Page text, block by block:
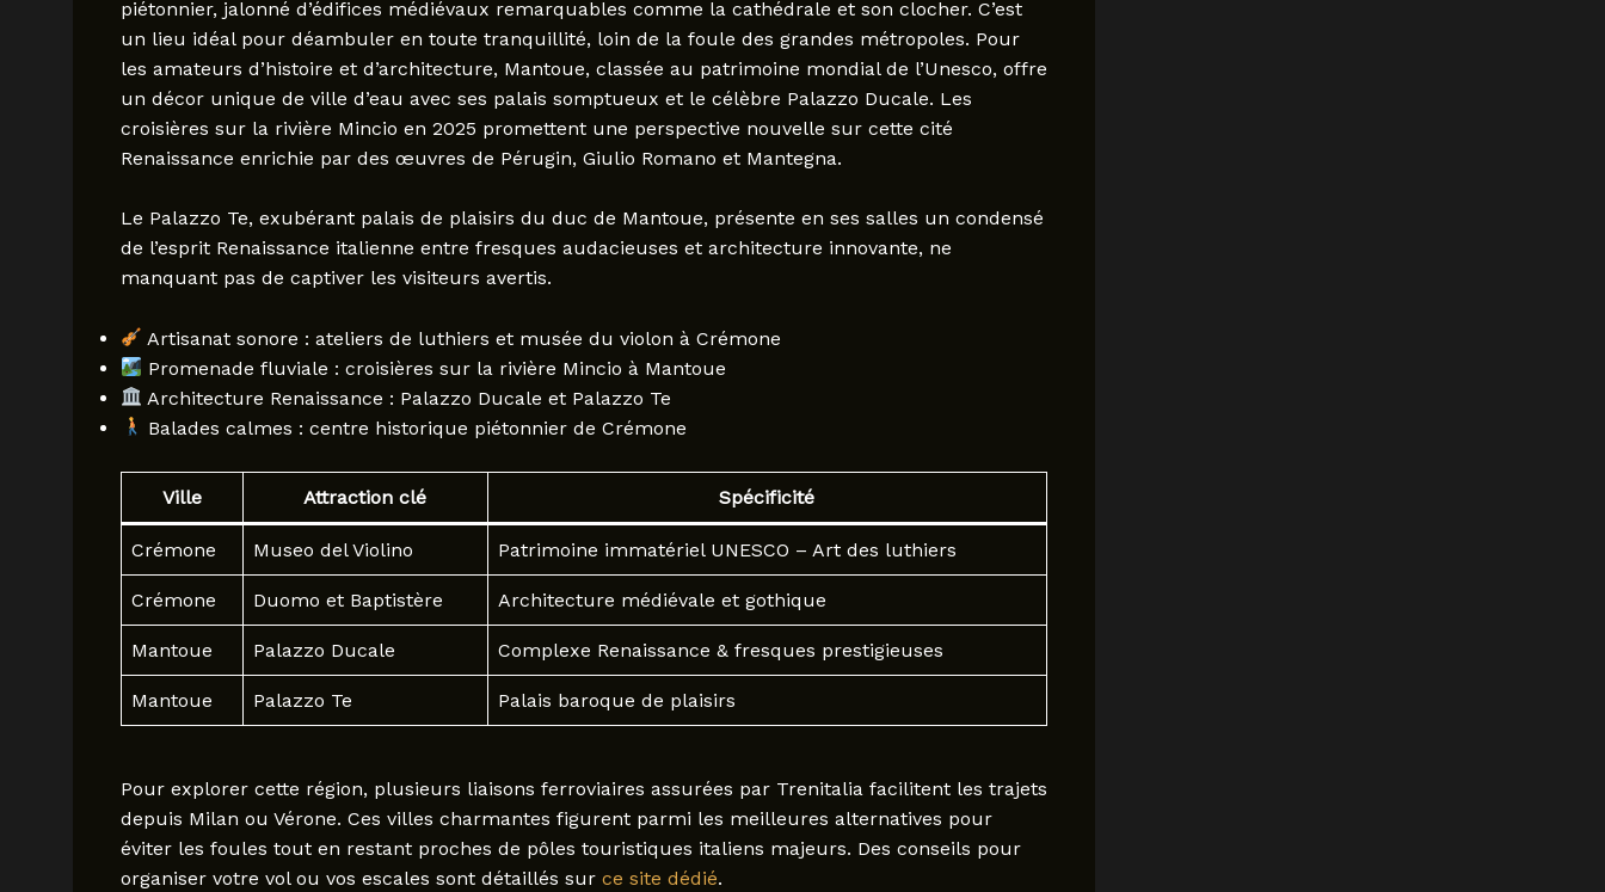
piétonnier, jalonné d’édifices médiévaux remarquables comme la cathédrale et son clocher. C’est
un lieu idéal pour déambuler en toute tranquillité, loin de la foule des grandes métropoles. Pour
les amateurs d’histoire et d’architecture, Mantoue, classée au patrimoine mondial de l’Unesco, offre
un décor unique de ville d’eau avec ses palais somptueux et le célèbre Palazzo Ducale. Les
croisières sur la rivière Mincio en 2025 promettent une perspective nouvelle sur cette cité
Renaissance enrichie par des œuvres de Pérugin, Giulio Romano et Mantegna.
Le Palazzo Te, exubérant palais de plaisirs du duc de Mantoue, présente en ses salles un condensé
de l’esprit Renaissance italienne entre fresques audacieuses et architecture innovante, ne
manquant pas de captiver les visiteurs avertis.
Artisanat sonore : ateliers de luthiers et musée du violon à Crémone
Promenade fluviale : croisières sur la rivière Mincio à Mantoue
Architecture Renaissance : Palazzo Ducale et Palazzo Te
Balades calmes : centre historique piétonnier de Crémone
Ville Attraction clé Spécificité
Crémone Museo del Violino Patrimoine immatériel UNESCO – Art des luthiers
Crémone Duomo et Baptistère Architecture médiévale et gothique
Mantoue Palazzo Ducale Complexe Renaissance & fresques prestigieuses
Mantoue Palazzo Te Palais baroque de plaisirs
Pour explorer cette région, plusieurs liaisons ferroviaires assurées par Trenitalia facilitent les trajets
depuis Milan ou Vérone. Ces villes charmantes figurent parmi les meilleures alternatives pour
éviter les foules tout en restant proches de pôles touristiques italiens majeurs. Des conseils pour
organiser votre vol ou vos escales sont détaillés sur ce site dédié.